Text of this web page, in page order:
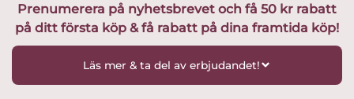
Prenumerera på nyhetsbrevet och få 50 kr rabatt
på ditt första köp & få rabatt på dina framtida köp!
Läs mer & ta del av erbjudandet!